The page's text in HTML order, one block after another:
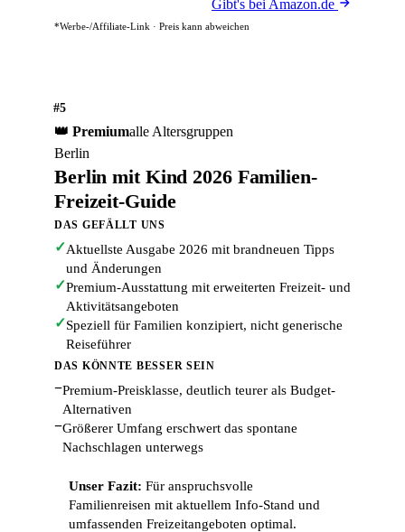
Gibt's bei Amazon.de
*Werbe-/Affiliate-Link · Preis kann abweichen
#5
👑 Premiumalle Altersgruppen
Berlin
Berlin mit Kind 2026 Familien-
Freizeit-Guide
DAS GEFÄLLT UNS
✓Aktuellste Ausgabe 2026 mit brandneuen Tipps
und Änderungen
✓Premium-Ausstattung mit erweiterten Freizeit- und
Aktivitätsangeboten
✓Speziell für Familien konzipiert, nicht generische
Reiseführer
DAS KÖNNTE BESSER SEIN
−Premium-Preisklasse, deutlich teurer als Budget-
Alternativen
−Größerer Umfang erschwert das spontane
Nachschlagen unterwegs
Unser Fazit: Für anspruchsvolle
Familienreisen mit aktuellem Info-Stand und
umfassenden Freizeitangeboten optimal.